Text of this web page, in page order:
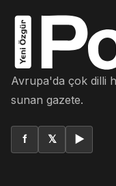
Avrupa'da çok dilli
sunan gazete.
f 𝕏 ▶